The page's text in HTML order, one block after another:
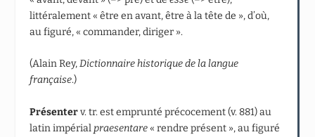
littéralement « être en avant, être à la tête de », d’où,
au figuré, « commander, diriger ».
(Alain Rey,Dictionnaire historique de la langue
française.)
Présenterv. tr. est emprunté précocement (v. 881) au
latin impérial praesentare« rendre présent », au figuré